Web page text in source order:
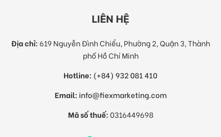
LIÊN HỆ
Địa chỉ: 619 Nguyễn Đình Chiểu, Phường 2, Quận 3, Thành
phố Hồ Chí Minh
Hotline: (+84) 932 081 410
Email: info@fiexmarketing.com
Mã số thuế:0316449698